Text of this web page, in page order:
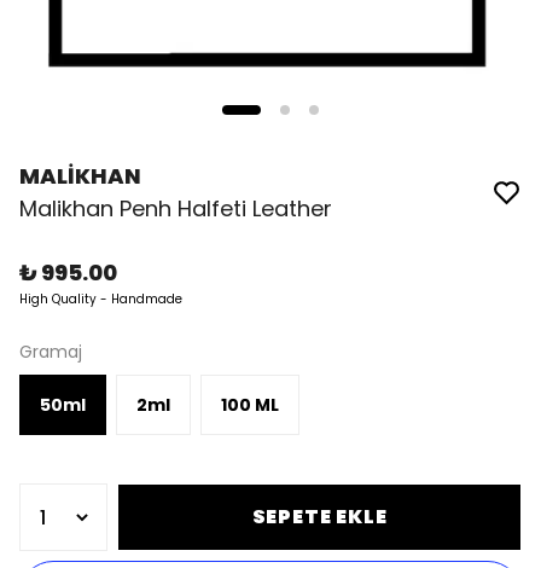
MALİKHAN
Malikhan Penh Halfeti Leather
₺ 995.00
High Quality - Handmade
Gramaj
50ml 2ml 100 ML
SEPETE EKLE